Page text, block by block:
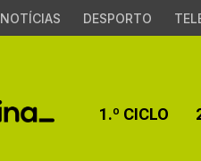
NOTÍCIAS DESPORTO
1.º CICLO